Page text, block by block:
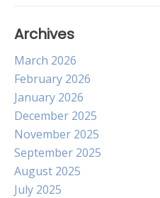
Archives
March 2026
February 2026
January 2026
December 2025
November 2025
September 2025
August 2025
July 2025